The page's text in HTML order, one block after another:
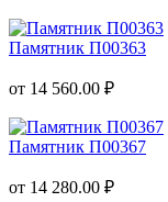
Памятник П00363
от 14 560.00 ₽
Памятник П00367
от 14 280.00 ₽